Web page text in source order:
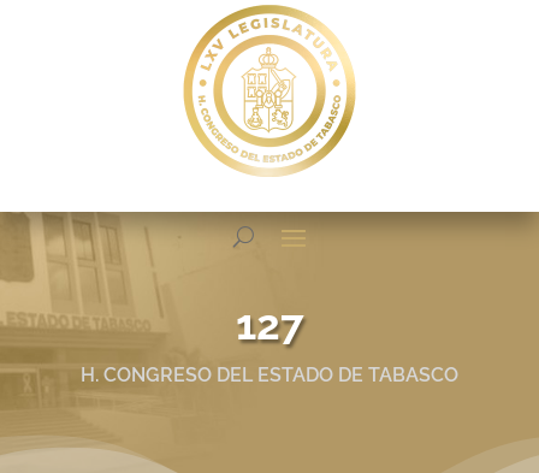
127
H. CONGRESO DEL ESTADO DE TABASCO